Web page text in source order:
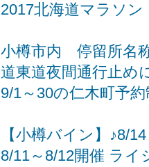
2017北海道マラソ
小樽市内 停留所名
道東道夜間通行止め
9/1～30の仁木町予
【小樽バイン】♪8/
8/11～8/12開催 ラ